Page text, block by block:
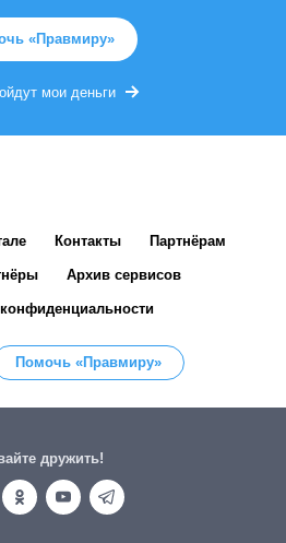
«Правмиру»
мои деньги
Контакты Партнёрам
Архив сервисов
Помочь «Правмиру»
дружить!